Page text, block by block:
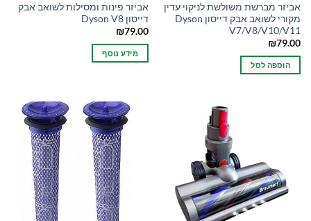
אביזר מברשת משולשת לניקוי עדין
מקורי לשואב אבק דייסון Dyson
V7/V8/V10/V11
₪79.00
הוספה לסל
אביזר פינות ומסילות לשואב אבק
דייסון Dyson V8
₪79.00
מידע נוסף